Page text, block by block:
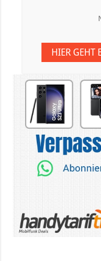
HIER GEHT